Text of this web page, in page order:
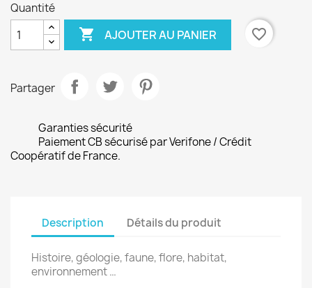
Quantité
 AJOUTER AU PANIER favorite_border
Partager
Garanties sécurité
Paiement CB sécurisé par Verifone / Crédit
Coopératif de France.
Description Détails du produit
Histoire, géologie, faune, flore, habitat,
environnement …